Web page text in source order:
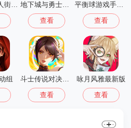
gta血战唐人街汉化版1.01 地下城与勇士M韩国版
查看
平衡球游戏手机版
查看
组
查看
咏月风雅最新版
查看